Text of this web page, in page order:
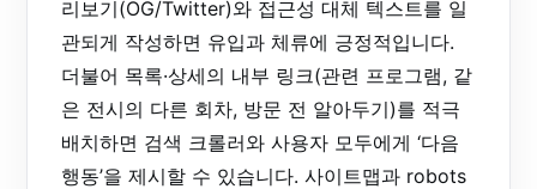
리보기(OG/Twitter)와 접근성 대체 텍스트를 일
관되게 작성하면 유입과 체류에 긍정적입니다.
더불어 목록·상세의 내부 링크(관련 프로그램, 같
은 전시의 다른 회차, 방문 전 알아두기)를 적극
배치하면 검색 크롤러와 사용자 모두에게 ‘다음
행동’을 제시할 수 있습니다. 사이트맵과 robots